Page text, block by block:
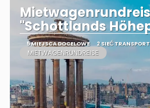
"Schottlands
5 MIEJSCA DOCELOWE 2 SIEĆ
MIETWAGENRUNDREISE